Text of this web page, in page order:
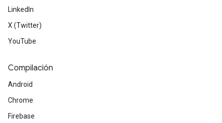
LinkedIn
X (Twitter)
YouTube
Compilación
Android
Chrome
Firebase